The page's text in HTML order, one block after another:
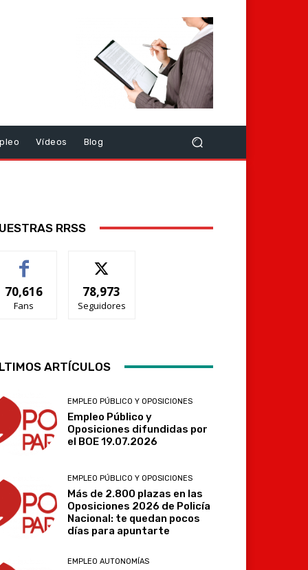
Vídeos Blog
RRSS
70,616
Fans
78,973
Seguidores
ARTÍCULOS
EMPLEO PÚBLICO Y OPOSICIONES
Empleo Público y
Oposiciones difundidas por
el BOE 19.07.2026
EMPLEO PÚBLICO Y OPOSICIONES
Más de 2.800 plazas en las
Oposiciones 2026 de Policía
Nacional: te quedan pocos
días para apuntarte
EMPLEO AUTONOMÍAS